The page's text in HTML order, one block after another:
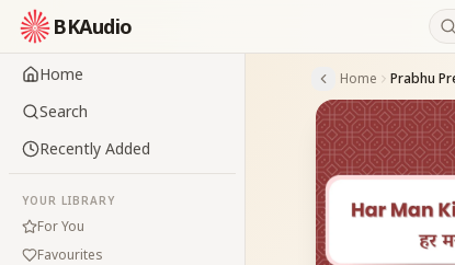
BKAudio
Home
Search
Recently Added
YOUR LIBRARY
For You
Favourites
Home Prabhu